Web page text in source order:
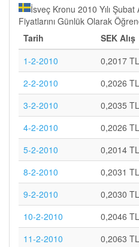
İsveç Kronu 2010 Yılı Şubat
Fiyatlarını Günlük Olarak
Tarih
SEK Alış
1-2-2010
0,2017 TL
2-2-2010
0,2026 TL
3-2-2010
0,2035 TL
4-2-2010
0,2026 TL
5-2-2010
0,2014 TL
8-2-2010
0,2031 TL
9-2-2010
0,2030 TL
10-2-2010
0,2046 TL
11-2-2010
0,2063 TL